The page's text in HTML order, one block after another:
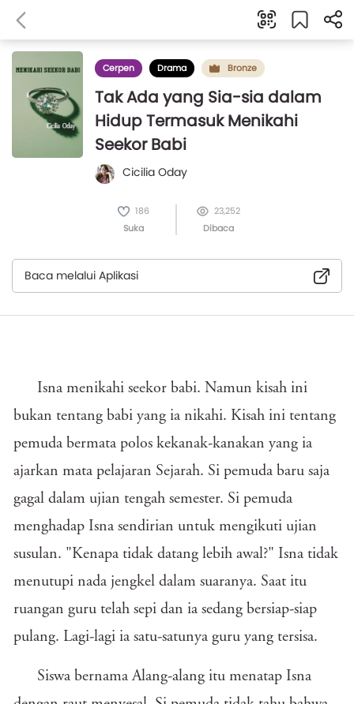
Cerpen Drama Bronze
Tak Ada yang Sia-sia dalam
Hidup Termasuk Menikahi
Seekor Babi
Cicilia Oday
186
Suka
23,252
Dibaca
Baca melalui Aplikasi
Isna menikahi seekor babi. Namun kisah ini
bukan tentang babi yang ia nikahi. Kisah ini tentang
pemuda bermata polos kekanak-kanakan yang ia
ajarkan mata pelajaran Sejarah. Si pemuda baru saja
gagal dalam ujian tengah semester. Si pemuda
menghadap Isna sendirian untuk mengikuti ujian
susulan. "Kenapa tidak datang lebih awal?" Isna tidak
menutupi nada jengkel dalam suaranya. Saat itu
ruangan guru telah sepi dan ia sedang bersiap-siap
pulang. Lagi-lagi ia satu-satunya guru yang tersisa.
Siswa bernama Alang-alang itu menatap Isna